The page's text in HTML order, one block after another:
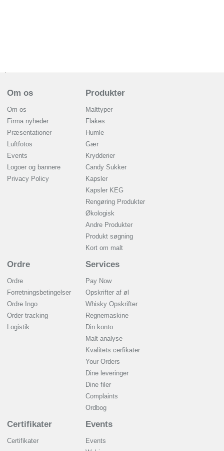
Om os
Om os
Firma nyheder
Præsentationer
Luftfotos
Events
Logoer og bannere
Privacy Policy
Produkter
Malttyper
Flakes
Humle
Gær
Krydderier
Candy Sukker
Kapsler
Kapsler KEG
Rengøring Produkter
Økologisk
Andre Produkter
Produkt søgning
Kort om malt
Ordre
Ordre
Forretningsbetingelser
Ordre Ingo
Order tracking
Logistik
Services
Pay Now
Opskrifter af øl
Whisky Opskrifter
Regnemaskine
Din konto
Malt analyse
Kvalitets cerfikater
Your Orders
Dine leveringer
Dine filer
Complaints
Ordbog
Certifikater
Certifikater
Events
Events